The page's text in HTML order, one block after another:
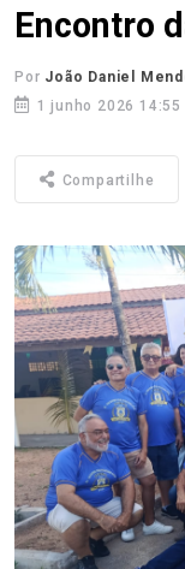
Encontro
Por João Daniel
1 junho 2026 14:55
Compartilhe